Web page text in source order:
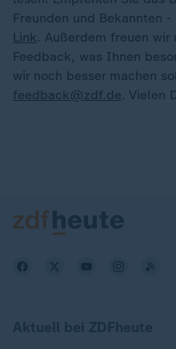
Freunden und Bekannten
Link. Außerdem freuen
Feedback, was Ihnen
wir noch besser machen
feedback@zdf.de. Vielen